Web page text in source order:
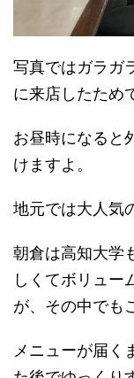
写真ではガラガ
に来店したため
お昼時になると
けますよ。
地元では大人気
朝倉は高知大学
しくてボリュー
が、その中でも
メニューが届く